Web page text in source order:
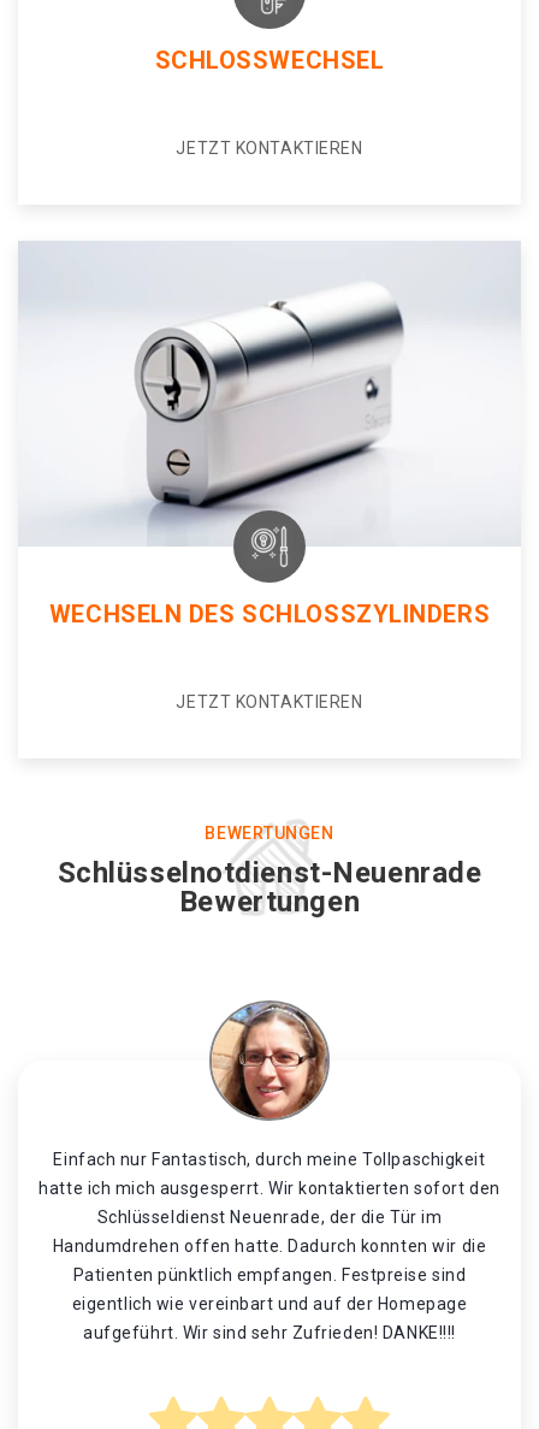
SCHLOSSWECHSEL
JETZT KONTAKTIEREN
WECHSELN DES SCHLOSSZYLINDERS
JETZT KONTAKTIEREN
BEWERTUNGEN
Schlüsselnotdienst-Neuenrade
Bewertungen
Einfach nur Fantastisch, durch meine Tollpaschigkeit
hatte ich mich ausgesperrt. Wir kontaktierten sofort den
Schlüsseldienst Neuenrade, der die Tür im
Handumdrehen offen hatte. Dadurch konnten wir die
Patienten pünktlich empfangen. Festpreise sind
eigentlich wie vereinbart und auf der Homepage
aufgeführt. Wir sind sehr Zufrieden! DANKE!!!!